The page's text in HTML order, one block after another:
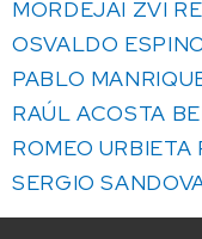
MORDEJAI ZVI
OSVALDO
PABLO
RAÚL ACOSTA
ROMEO URBIETA
SERGIO